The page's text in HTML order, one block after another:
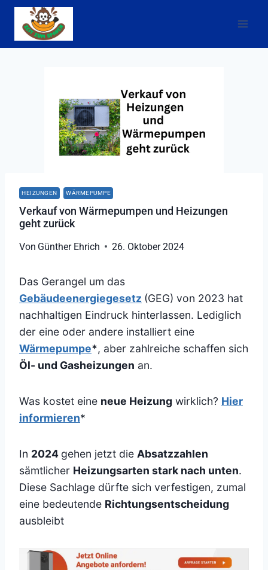
Zum
Inhalt
springen
HEIZUNGEN WÄRMEPUMPE
Verkauf von Wärmepumpen und Heizungen
geht zurück
Von Günther Ehrich 26. Oktober 2024
Das Gerangel um das
Gebäudeenergiegesetz (GEG) von 2023 hat
nachhaltigen Eindruck hinterlassen. Lediglich
der eine oder andere installiert eine
Wärmepumpe*, aber zahlreiche schaffen sich
Öl- und Gasheizungen an.
Was kostet eine neue Heizung wirklich? Hier
informieren*
In 2024 gehen jetzt die Absatzzahlen
sämtlicher Heizungsarten stark nach unten.
Diese Sachlage dürfte sich verfestigen, zumal
eine bedeutende Richtungsentscheidung
ausbleibt